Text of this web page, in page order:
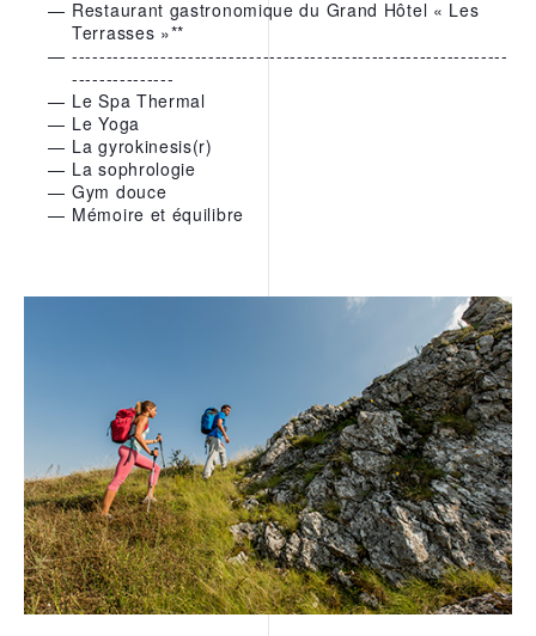
Restaurant gastronomique du Grand Hôtel « Les
Terrasses »**
----------------------------------------------------------------
---------------
Le Spa Thermal
Le Yoga
La gyrokinesis(r)
La sophrologie
Gym douce
Mémoire et équilibre